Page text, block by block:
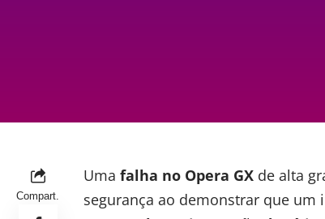
Compart.
Uma falha no Opera GX de alta
segurança ao demonstrar que um